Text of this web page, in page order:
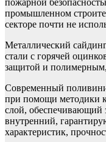
промышленном
секторе почти не
Металлический
стали с горячей
защитой и
Современный
при помощи методики
слой, обеспечивающий
внутренний,
характеристик,